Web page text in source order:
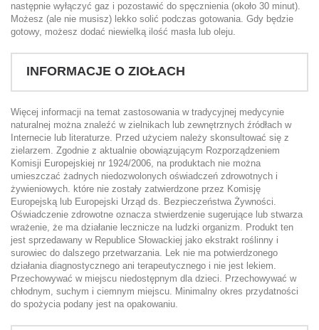
następnie wyłączyć gaz i pozostawić do spęcznienia (około 30 minut).
Możesz (ale nie musisz) lekko solić podczas gotowania. Gdy będzie
gotowy, możesz dodać niewielką ilość masła lub oleju.
INFORMACJE O ZIOŁACH
Więcej informacji na temat zastosowania w tradycyjnej medycynie
naturalnej można znaleźć w zielnikach lub zewnętrznych źródłach w
Internecie lub literaturze. Przed użyciem należy skonsultować się z
zielarzem. Zgodnie z aktualnie obowiązującym Rozporządzeniem
Komisji Europejskiej nr 1924/2006, na produktach nie można
umieszczać żadnych niedozwolonych oświadczeń zdrowotnych i
żywieniowych. które nie zostały zatwierdzone przez Komisję
Europejską lub Europejski Urząd ds. Bezpieczeństwa Żywności.
Oświadczenie zdrowotne oznacza stwierdzenie sugerujące lub stwarza
wrażenie, że ma działanie lecznicze na ludzki organizm. Produkt ten
jest sprzedawany w Republice Słowackiej jako ekstrakt roślinny i
surowiec do dalszego przetwarzania. Lek nie ma potwierdzonego
działania diagnostycznego ani terapeutycznego i nie jest lekiem.
Przechowywać w miejscu niedostępnym dla dzieci. Przechowywać w
chłodnym, suchym i ciemnym miejscu. Minimalny okres przydatności
do spożycia podany jest na opakowaniu.